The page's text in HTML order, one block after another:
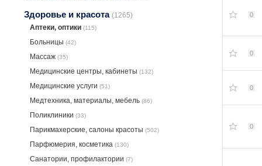
Здоровье и красота (1265)
Аптеки, оптики (115)
Больницы (42)
Массаж (35)
Медицинские центры, кабинеты (132)
Медицинские услуги (51)
Медтехника, материалы, мебель (86)
Поликлиники (33)
Парикмахерские, салоны красоты (502)
Парфюмерия, косметика (130)
Санатории, профилактории (7)
0
0
0
0